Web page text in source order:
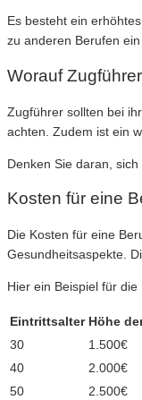
Es besteht ein
zu anderen Berufen
Worauf
Zugführer sollten bei
achten. Zudem ist ein
Denken Sie daran,
Kosten für eine
Die Kosten für eine
Gesundheitsaspekte.
Hier ein Beispiel für
Eintrittsalter Höhe
30
1.500€
40
2.000€
50
2.500€